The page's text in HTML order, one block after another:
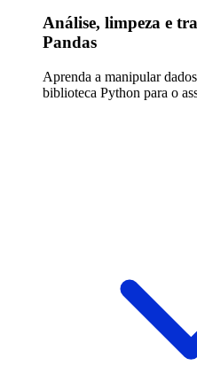
Análise, limpeza e
Pandas
Aprenda a manipular
biblioteca Python para o